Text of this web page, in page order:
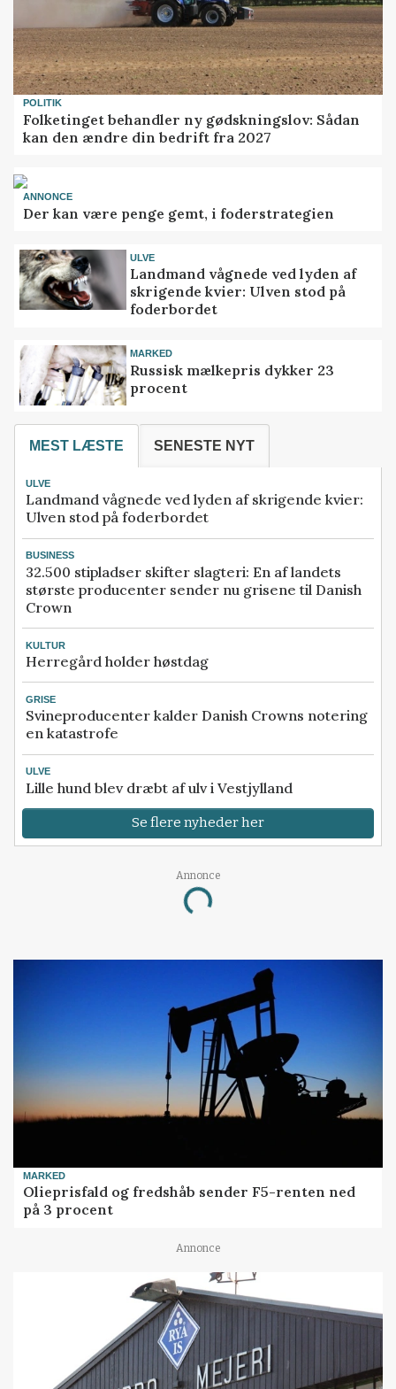
POLITIK
Folketinget behandler ny gødskningslov: Sådan
kan den ændre din bedrift fra 2027
ANNONCE
Der kan være penge gemt, i foderstrategien
ULVE
Landmand vågnede ved lyden af
skrigende kvier: Ulven stod på
foderbordet
MARKED
Russisk mælkepris dykker 23
procent
MEST LÆSTE SENESTE NYT
ULVE
Landmand vågnede ved lyden af skrigende kvier:
Ulven stod på foderbordet
BUSINESS
32.500 stipladser skifter slagteri: En af landets
største producenter sender nu grisene til Danish
Crown
KULTUR
Herregård holder høstdag
GRISE
Svineproducenter kalder Danish Crowns notering
en katastrofe
ULVE
Lille hund blev dræbt af ulv i Vestjylland
Se flere nyheder her
Annonce
Loading...
MARKED
Olieprisfald og fredshåb sender F5-renten ned
på 3 procent
Annonce